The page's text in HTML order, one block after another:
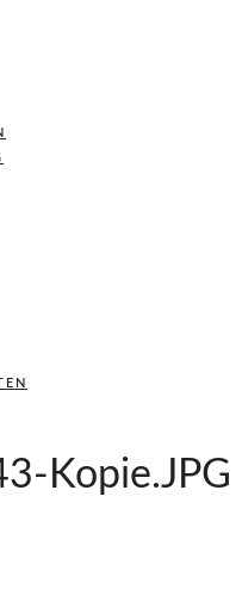
Kopie.JPG